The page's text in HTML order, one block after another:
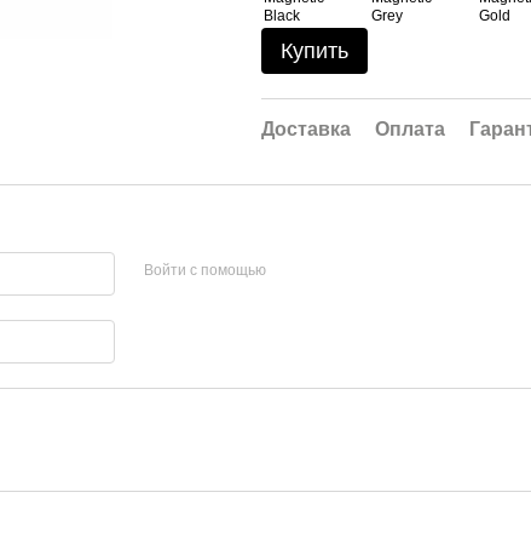
Купить
Доставка Оплата
Войти с помощью